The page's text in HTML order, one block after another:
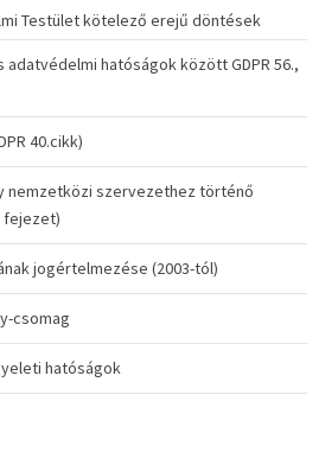
Testület kötelező erejű döntések
hatóságok között GDPR 56.,
40.cikk)
nemzetközi szervezethez történő
fejezet)
jogértelmezése (2003-tól)
csomag
hatóságok